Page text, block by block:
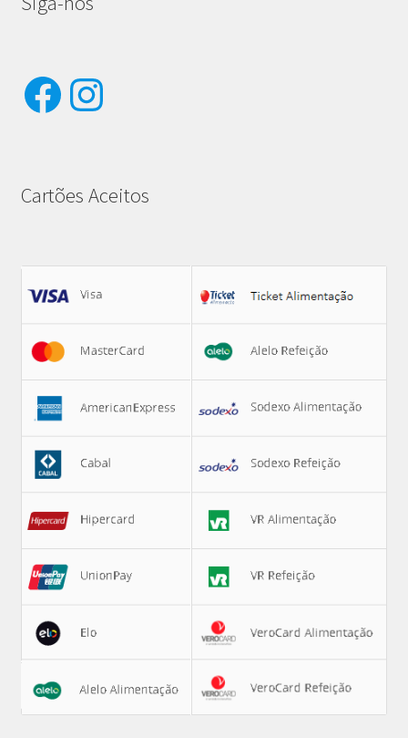
Facebook
Instagram
Cartões Aceitos